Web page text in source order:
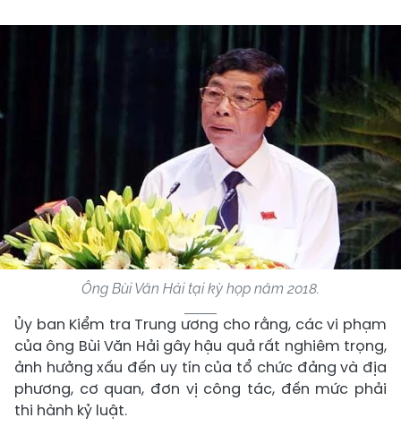
Ông Bùi Văn Hải tại kỳ họp năm 2018.
Ủy ban Kiểm tra Trung ương cho rằng, các vi phạm
của ông Bùi Văn Hải gây hậu quả rất nghiêm trọng,
ảnh hưởng xấu đến uy tín của tổ chức đảng và địa
phương, cơ quan, đơn vị công tác, đến mức phải
thi hành kỷ luật.